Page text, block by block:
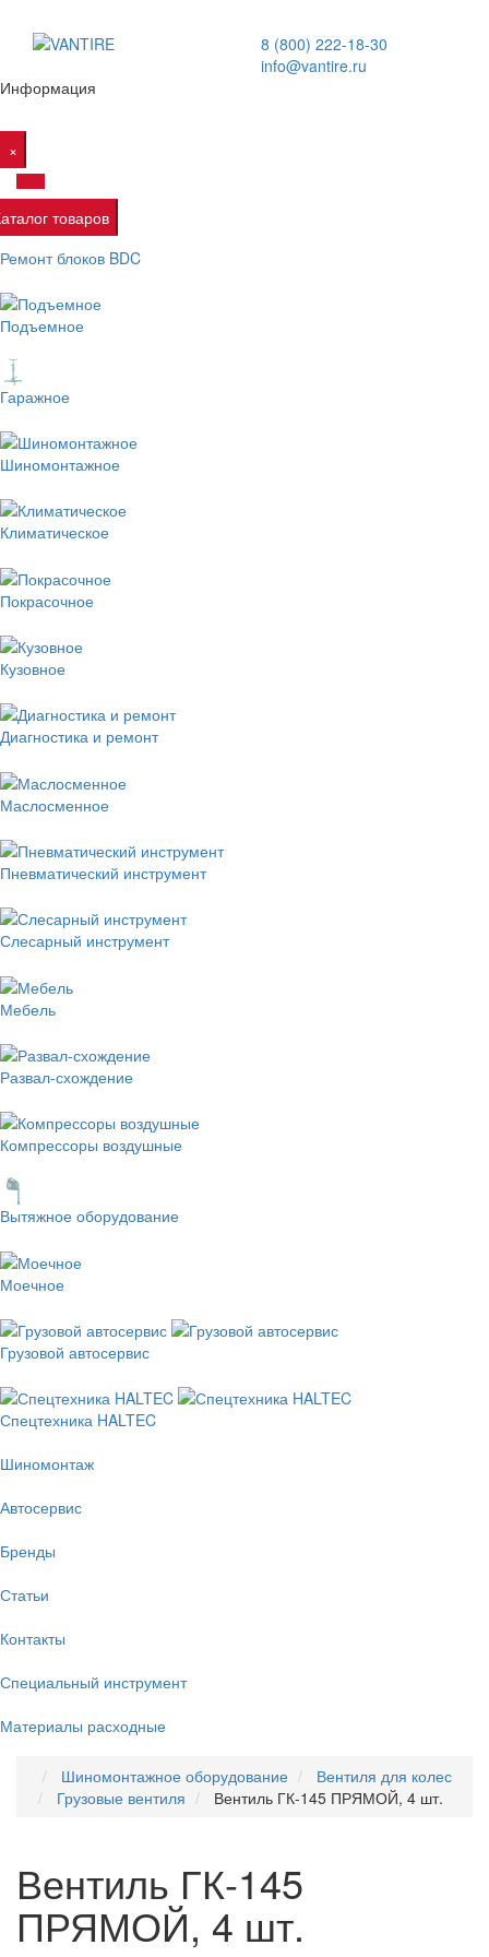
8 (800) 222-18-30
info@vantire.ru
Информация
×
товаров
Ремонт блоков BDC
Подъемное
Гаражное
Шиномонтажное
Климатическое
Покрасочное
Кузовное
Диагностика и ремонт
Маслосменное
Пневматический инструмент
Слесарный инструмент
Мебель
Развал-схождение
Компрессоры воздушные
Вытяжное оборудование
Моечное
Грузовой автосервис
Спецтехника HALTEC
Шиномонтаж
Автосервис
Бренды
Статьи
Контакты
Специальный инструмент
Материалы расходные
Шиномонтажное оборудование
Вентиля для колес
Грузовые вентиля
Вентиль ГК-145 ПРЯМОЙ, 4 шт.
Вентиль ГК-145
ПРЯМОЙ, 4 шт.